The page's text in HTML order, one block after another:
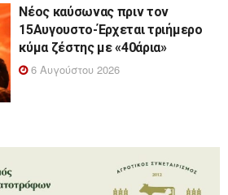
Νέος καύσωνας πριν τον
15Αυγουστο-Έρχεται τριήμερο
κύμα ζέστης με «40άρια»
6 Αυγούστου 2026